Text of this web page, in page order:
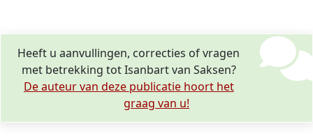
Heeft u aanvullingen, correcties of vragen
met betrekking tot Isanbart van Saksen?
De auteur van deze publicatie hoort het
graag van u!